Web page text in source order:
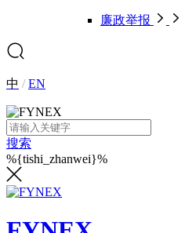
廉政举报
中 /EN
搜索
%{tishi_zhanwei}%